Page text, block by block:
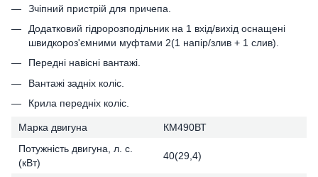
Зчіпний пристрій для причепа.
Додатковий гідророзподільник на 1 вхід/вихід оснащені
швидкороз'ємними муфтами 2(1 напір/злив + 1 слив).
Передні навісні вантажі.
Вантажі задніх коліс.
Крила передніх коліс.
Марка двигуна
КМ490ВТ
Потужність двигуна, л. с.
(кВт)
40(29,4)